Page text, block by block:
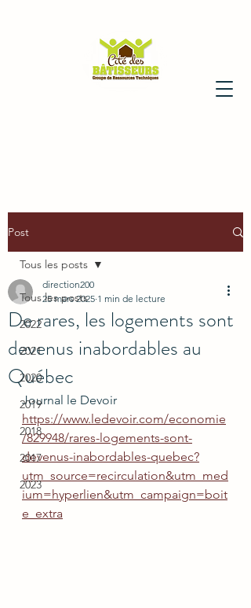
Post
Tous les posts
2022
2021
2020
2019
2018
2017
2023
Tous les posts
De rares, les logements sont
devenus inabordables au
Québec
direction200
25 mars 2025 1 min de lecture
Journal le Devoir
https://www.ledevoir.com/economie
/829948/rares-logements-sont-
devenus-inabordables-quebec?
utm_source=recirculation&utm_med
ium=hyperlien&utm_campaign=boit
e_extra